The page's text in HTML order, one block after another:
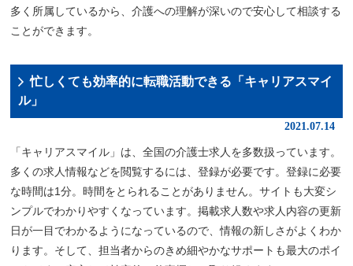
多く所属しているから、介護への理解が深いので安心して相談する
ことができます。
忙しくても効率的に転職活動できる「キャリアスマイ
ル」
2021.07.14
「キャリアスマイル」は、全国の介護士求人を多数扱っています。
多くの求人情報などを閲覧するには、登録が必要です。登録に必要
な時間は1分。時間をとられることがありません。サイトも大変シ
ンプルでわかりやすくなっています。掲載求人数や求人内容の更新
日が一目でわかるようになっているので、情報の新しさがよくわか
ります。そして、担当者からのきめ細やかなサポートも最大のポイ